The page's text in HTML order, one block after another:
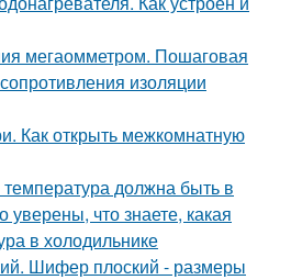
мегаомметром. Пошаговая
изоляции
Как открыть межкомнатную
должна быть в
что знаете, какая
в холодильнике
Шифер плоский - размеры